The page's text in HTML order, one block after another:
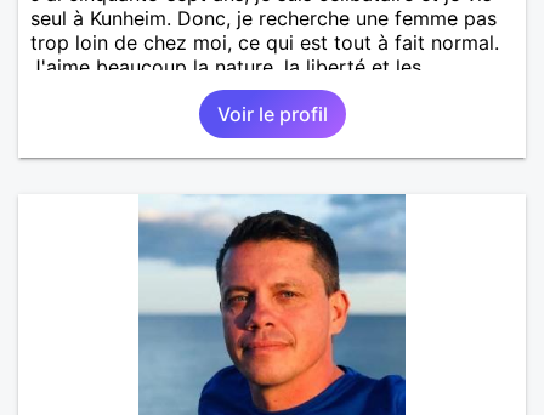
seul à Kunheim. Donc, je recherche une femme pas
trop loin de chez moi, ce qui est tout à fait normal.
J'aime beaucoup la nature, la liberté et les
escapades improvisées en van. Mon souhait est de
rencontrer une femme sincère avec qui partager
tous ces bons moments, des rires, des projets et,
peut-être, écrire une belle histoire à deux.
Voir le profil